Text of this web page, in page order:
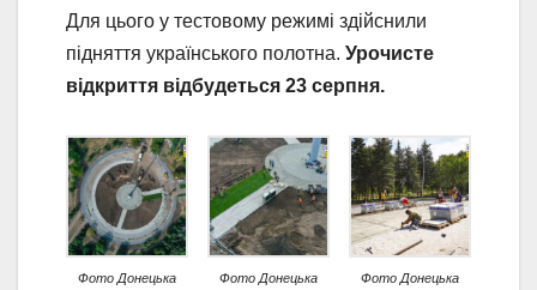
Для цього у тестовому режимі здійснили
підняття українського полотна. Урочисте
відкриття відбудеться 23 серпня.
Фото Донецька
Фото Донецька
Фото Донецька